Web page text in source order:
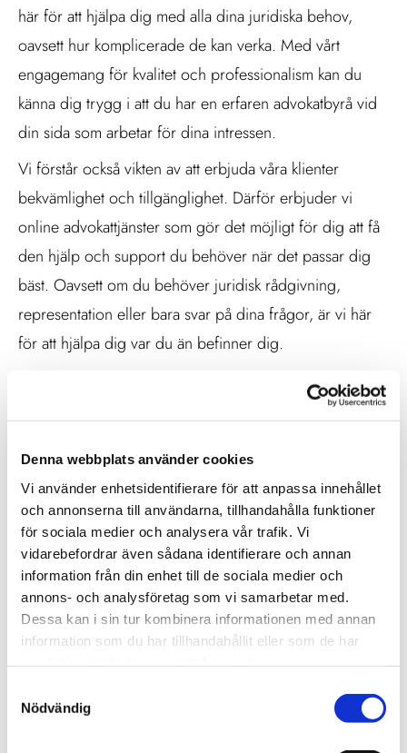
Denna webbplats använder cookies
Vi använder enhetsidentifierare för att anpassa innehållet
och annonserna till användarna, tillhandahålla funktioner
för sociala medier och analysera vår trafik. Vi
vidarebefordrar även sådana identifierare och annan
information från din enhet till de sociala medier och
annons- och analysföretag som vi samarbetar med.
Dessa kan i sin tur kombinera informationen med annan
information som du har tillhandahållit eller som de har
Nödvändig
här för att hjälpa dig med alla dina juridiska behov,
oavsett hur komplicerade de kan verka. Med vårt
engagemang för kvalitet och professionalism kan du
känna dig trygg i att du har en erfaren advokatbyrå vid
din sida som arbetar för dina intressen.
Vi förstår också vikten av att erbjuda våra klienter
bekvämlighet och tillgänglighet. Därför erbjuder vi
online advokattjänster som gör det möjligt för dig att få
den hjälp och support du behöver när det passar dig
bäst. Oavsett om du behöver juridisk rådgivning,
representation eller bara svar på dina frågor, är vi här
för att hjälpa dig var du än befinner dig.
När du letar efter en advokat online, leta inte längre än
Advokatfirman Wilensky. Vi är stolta över att erbjuda
är dedikerade till att hjälpa dig att nå de bästa resultaten
för ditt fall. Oavsett om du behöver hjälp med ett
brottmål, en familjerättsfråga, ett ärende om hus och
hem, migrationsfrågor, skadestånd och
försäkringsfrågor, eller tvistelösning och processrätt,
kan du lita på att vårt team av erfarna advokater och
jurister har kunskapen och expertisen för att hjälpa
dig/Advokat Vellinge.
Vårt mål är att göra den juridiska processen så smidig